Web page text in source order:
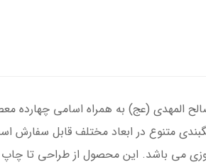
المهدی (عج) به همراه اسامی چهارده
متنوع در ابعاد مختلف قابل سفارش
می باشد. این محصول از طراحی تا چاپ